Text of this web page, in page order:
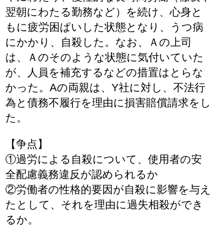
翌朝にわたる勤務など）を続け、心身と
もに疲労困ぱいした状態となり、うつ病
にかかり、自殺した。なお、Ａの上司
は、Ａのそのような状態に気付いていた
が、人員を補充するなどの措置はとらな
かった。Aの両親は、Y社に対し、不法行
為と債務不履行を理由に損害賠償請求をし
た。
【争点】
①過労による自殺について、使用者の安
全配慮義務違反が認められるか
②労働者の性格的要因が自殺に影響を与え
たとして、それを理由に過失相殺ができ
るか。